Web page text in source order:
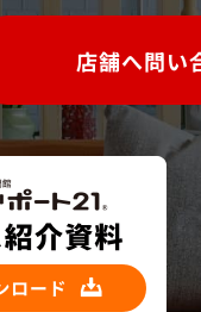
店舗へ問い